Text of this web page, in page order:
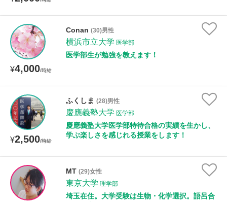
¥4,000/時給
Conan (30)男性
横浜市立大学 医学部
医学部生が勉強を教えます！
¥2,500/時給
ふくしま (28)男性
慶應義塾大学 医学部
慶應義塾大学医学部特待合格の実績を生かし、
学ぶ楽しさを感じれる授業をします！
MT (29)女性
東京大学 理学部
埼玉在住。大学受験は生物・化学選択。語呂合